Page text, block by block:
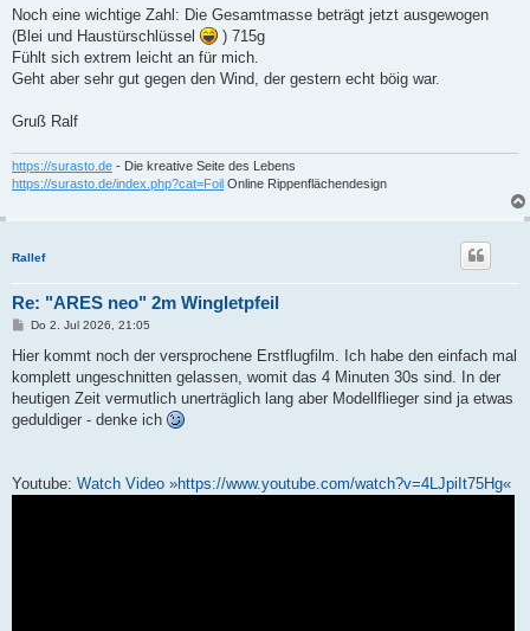
i
r
a
Noch eine wichtige Zahl: Die Gesamtmasse beträgt jetzt ausgewogen
(Blei und Haustürschlüssel
) 715g
Fühlt sich extrem leicht an für mich.
Geht aber sehr gut gegen den Wind, der gestern echt böig war.
Gruß Ralf
https://surasto.de - Die kreative Seite des Lebens
https://surasto.de/index.php?cat=Foil Online Rippenflächendesign
Rallef
Re: "ARES neo" 2m Wingletpfeil
B
i
r
a
Do 2. Jul 2026, 21:05
Hier kommt noch der versprochene Erstflugfilm. Ich habe den einfach mal
komplett ungeschnitten gelassen, womit das 4 Minuten 30s sind. In der
heutigen Zeit vermutlich unerträglich lang aber Modellflieger sind ja etwas
geduldiger - denke ich
Youtube: Watch Video »https://www.youtube.com/watch?v=4LJpiIt75Hg«